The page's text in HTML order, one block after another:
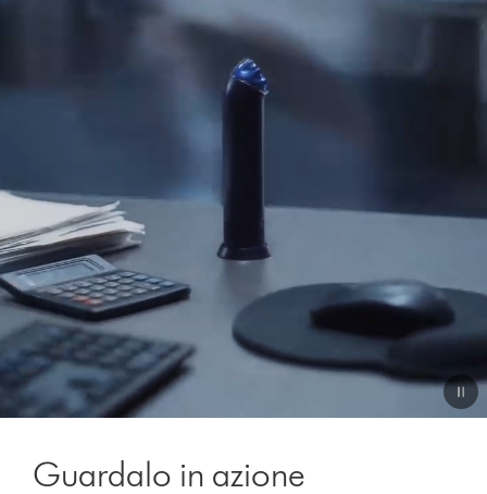
Guardalo in azione